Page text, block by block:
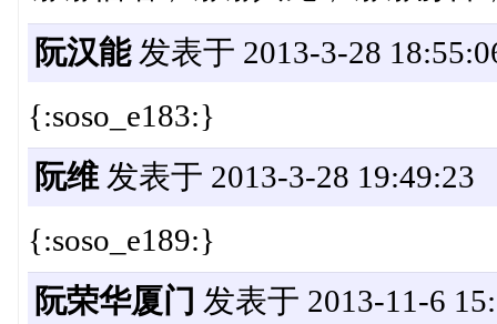
阮汉能发表于 2013-3-28
{:soso_e183:}
阮维发表于 2013-3-28 19:49:23
{:soso_e189:}
阮荣华厦门 发表于 2013-11-6